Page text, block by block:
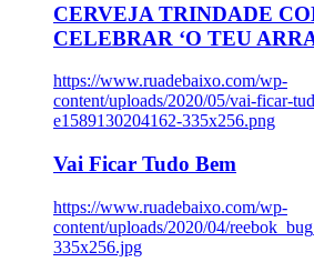
CERVEJA TRINDADE
CELEBRAR ‘O TEU
https://www.ruadebaixo.com/wp-
content/uploads/2020/05/vai-ficar-
e1589130204162-335x256.png
Vai Ficar Tudo Bem
https://www.ruadebaixo.com/wp-
content/uploads/2020/04/
335x256.jpg